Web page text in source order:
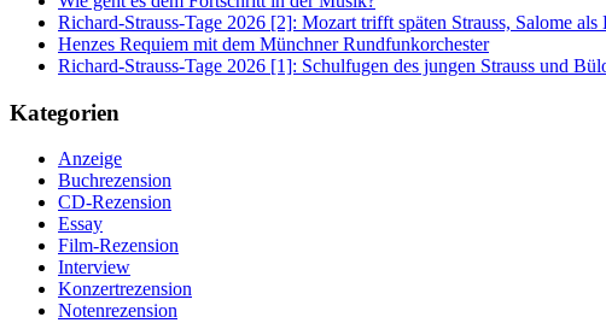
Richard-Strauss-Tage 2026 [2]: Mozart trifft späten Strauss, Salome als
Henzes Requiem mit dem Münchner Rundfunkorchester
Richard-Strauss-Tage 2026 [1]: Schulfugen des jungen Strauss und
Kategorien
Anzeige
Buchrezension
CD-Rezension
Essay
Film-Rezension
Interview
Konzertrezension
Notenrezension